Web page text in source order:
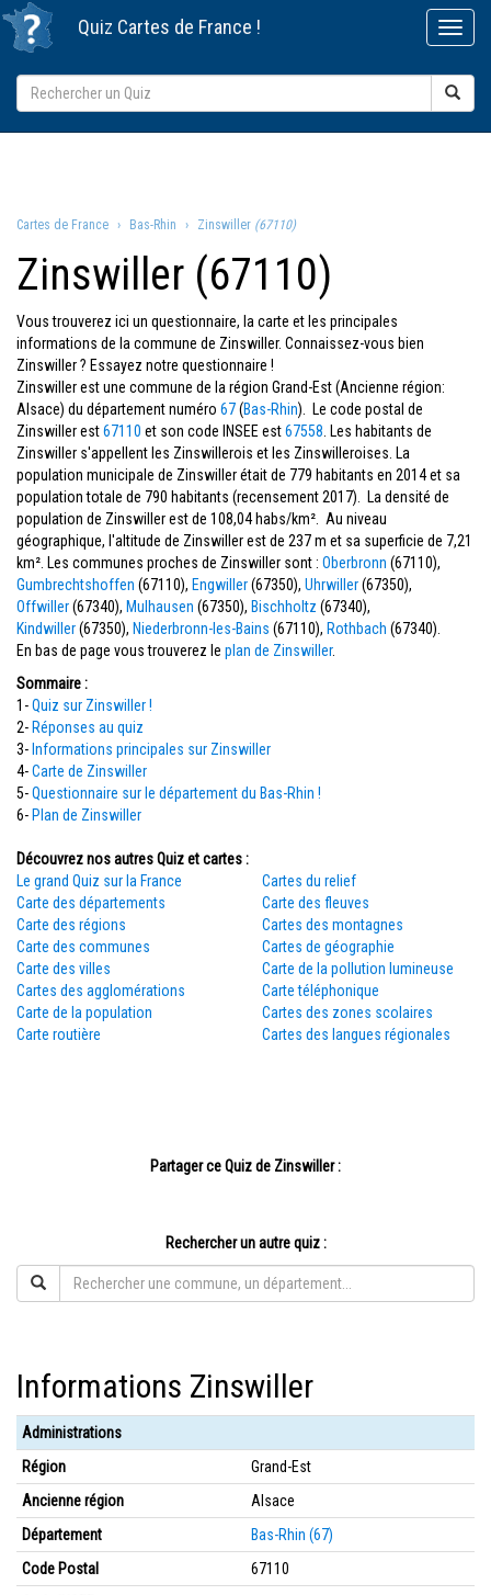
Quiz Cartes de France !
Cartes de France Bas-Rhin Zinswiller (67110)
Zinswiller (67110)
Vous trouverez ici un questionnaire, la carte et les principales
informations de la commune de Zinswiller. Connaissez-vous bien
Zinswiller ? Essayez notre questionnaire !
Zinswiller est une commune de la région Grand-Est (Ancienne région:
Alsace) du département numéro 67(Bas-Rhin). Le code postal de
Zinswiller est67110 et son code INSEE est67558 . Les habitants de
Zinswiller s'appellent les Zinswillerois et les Zinswilleroises. La
population municipale de Zinswiller était de 779 habitants en 2014 et sa
population totale de 790 habitants (recensement 2017). La densité de
population de Zinswiller est de 108,04 habs/km². Au niveau
géographique, l'altitude de Zinswiller est de 237 m et sa superficie de 7,21
km². Les communes proches de Zinswiller sont : Oberbronn (67110),
Gumbrechtshoffen (67110), Engwiller(67350), Uhrwiller(67350),
Offwiller(67340), Mulhausen (67350), Bischholtz (67340),
Kindwiller(67350), Niederbronn-les-Bains (67110), Rothbach (67340).
En bas de page vous trouverez le plan de Zinswiller.
Sommaire :
1-Quiz sur Zinswiller !
2- Réponses au quiz
3- Informations principales sur Zinswiller
4-Carte de Zinswiller
5-Questionnaire sur le département du Bas-Rhin !
6- Plan de Zinswiller
Découvrez nos autres Quiz et cartes :
Le grand Quiz sur la France
Carte des départements
Carte des régions
Carte des communes
Carte des villes
Cartes des agglomérations
Carte de la population
Carte routière
Cartes du relief
Carte des fleuves
Cartes des montagnes
Cartes de géographie
Carte de la pollution lumineuse
Carte téléphonique
Cartes des zones scolaires
Cartes des langues régionales
Partager ce Quiz de Zinswiller :
Rechercher un autre quiz :
Informations Zinswiller
Administrations
Région
Grand-Est
Ancienne région
Alsace
Département
Bas-Rhin (67)
Code Postal
67110